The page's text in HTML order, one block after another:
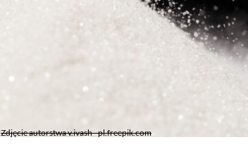
Zdjęcie autorstwa v.ivash - pl.freepik.com